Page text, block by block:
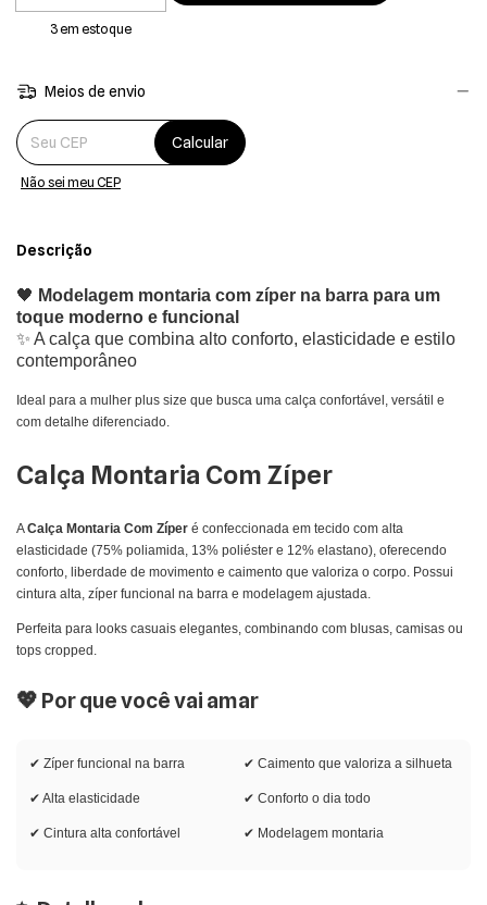
3em estoque
Meios de envio
Entregas para o CEP:
Calcular
Não sei meu CEP
Descrição
🖤 Modelagem montaria com zíper na barra para um
toque moderno e funcional
✨ A calça que combina alto conforto, elasticidade e estilo
contemporâneo
Ideal para a mulher plus size que busca uma calça confortável, versátil e
com detalhe diferenciado.
Calça Montaria Com Zíper
ACalça Montaria Com Zíper é confeccionada em tecido com alta
elasticidade (75% poliamida, 13% poliéster e 12% elastano), oferecendo
conforto, liberdade de movimento e caimento que valoriza o corpo. Possui
cintura alta, zíper funcional na barra e modelagem ajustada.
Perfeita para looks casuais elegantes, combinando com blusas, camisas ou
tops cropped.
💖 Por que você vai amar
✔ Zíper funcional na barra
✔ Alta elasticidade
✔ Cintura alta confortável
✔ Caimento que valoriza a silhueta
✔ Conforto o dia todo
✔ Modelagem montaria